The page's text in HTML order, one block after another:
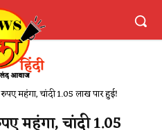
महंगा, चांदी 1.05 लाख पार हुई!
महंगा, चांदी 1.05